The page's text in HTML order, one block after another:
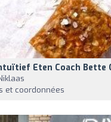
Eten Coach Bette
et coordonnées